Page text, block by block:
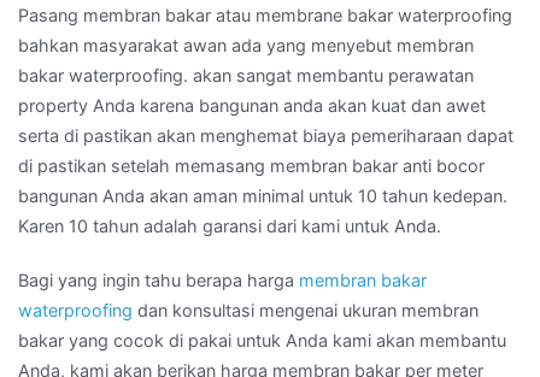
Pasang membran bakar atau membrane bakar waterproofing
bahkan masyarakat awan ada yang menyebut membran
bakar waterproofing. akan sangat membantu perawatan
property Anda karena bangunan anda akan kuat dan awet
serta di pastikan akan menghemat biaya pemeriharaan dapat
di pastikan setelah memasang membran bakar anti bocor
bangunan Anda akan aman minimal untuk 10 tahun kedepan.
Karen 10 tahun adalah garansi dari kami untuk Anda.
Bagi yang ingin tahu berapa harga membran bakar
waterproofing dan konsultasi mengenai ukuran membran
bakar yang cocok di pakai untuk Anda kami akan membantu
Anda, kami akan berikan harga membran bakar per meter